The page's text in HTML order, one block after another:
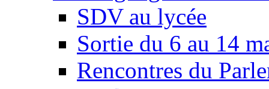
SDV au lycée
Sortie du 6 au 14
Rencontres du